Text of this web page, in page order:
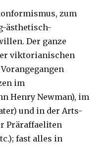
zum
ästhetisch-
Der ganze
viktorianischen
im
Henry Newman), im
und in der Arts-
Präraffaeliten
fast alles in